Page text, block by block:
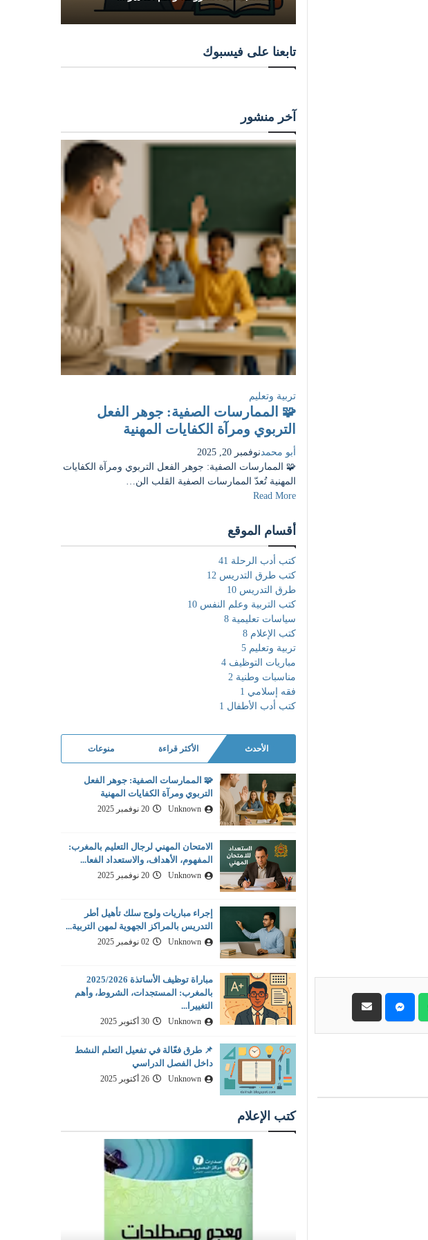
تابعنا على فيسبوك
آخر منشور
تربية وتعليم
🧩 الممارسات الصفية: جوهر الفعل
التربوي ومرآة الكفايات المهنية
أبو محمدنوفمبر 20, 2025
🧩 الممارسات الصفية: جوهر الفعل التربوي ومرآة الكفايات
المهنية تُعدّ الممارسات الصفية القلب الن…
Read More
أقسام الموقع
كتب أدب الرحلة 41
كتب طرق التدريس 12
طرق التدريس 10
كتب التربية وعلم النفس 10
سياسات تعليمية 8
كتب الإعلام 8
تربية وتعليم 5
مباريات التوظيف 4
مناسبات وطنية 2
فقه إسلامي 1
كتب أدب الأطفال 1
الأحدث الأكثر قراءة منوعات
🧩 الممارسات الصفية: جوهر الفعل
التربوي ومرآة الكفايات المهنية
Unknown 20 نوفمبر 2025
الامتحان المهني لرجال التعليم بالمغرب:
المفهوم، الأهداف، والاستعداد الفعا...
Unknown 20 نوفمبر 2025
إجراء مباريات ولوج سلك تأهيل أطر
التدريس بالمراكز الجهوية لمهن التربية...
Unknown 02 نوفمبر 2025
مباراة توظيف الأساتذة 2025/2026
بالمغرب: المستجدات، الشروط، وأهم
التغييرا...
Unknown 30 أكتوبر 2025
📌 طرق فعّالة في تفعيل التعلم النشط
داخل الفصل الدراسي
Unknown 26 أكتوبر 2025
كتب الإعلام